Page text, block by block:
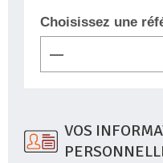
Choisissez une
VOS